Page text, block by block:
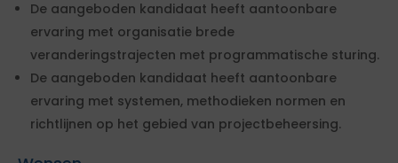
De aangeboden kandidaat heeft aantoonbare
ervaring met organisatie brede
veranderingstrajecten met programmatische sturing.
De aangeboden kandidaat heeft aantoonbare
ervaring met systemen, methodieken normen en
richtlijnen op het gebied van projectbeheersing.